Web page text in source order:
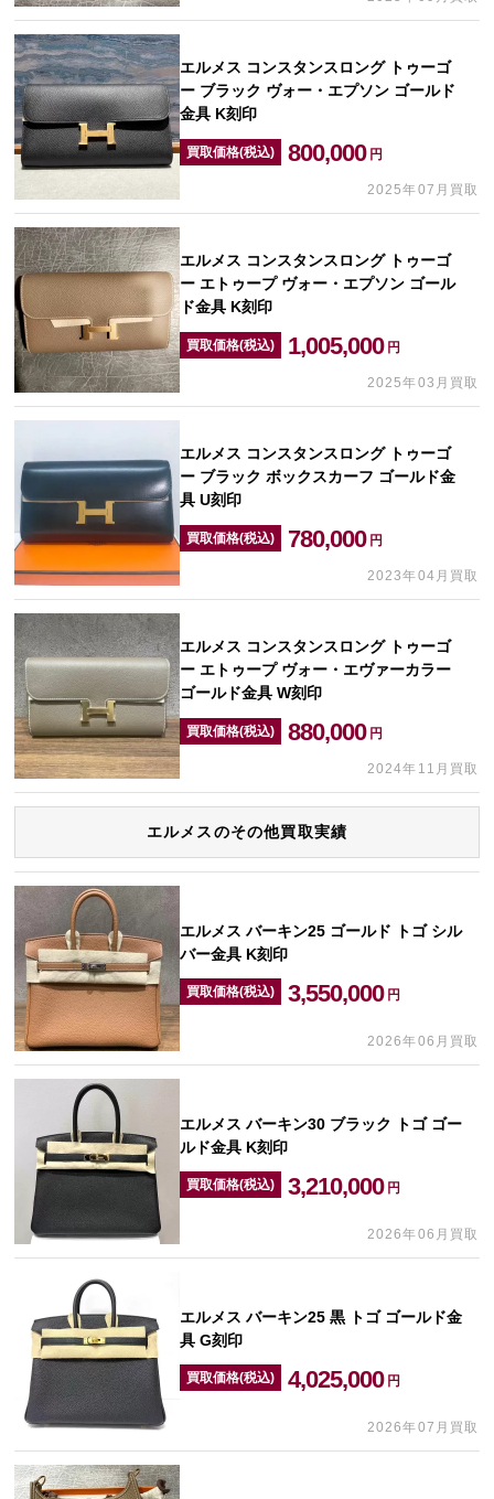
エルメス コンスタンスロング トゥーゴ
ー ブラック ヴォー・エプソン ゴールド
金具 K刻印
買取価格(税込) 800,000 円
2025年07月買取
エルメス コンスタンスロング トゥーゴ
ー エトゥープ ヴォー・エプソン ゴール
ド金具 K刻印
買取価格(税込) 1,005,000 円
2025年03月買取
エルメス コンスタンスロング トゥーゴ
ー ブラック ボックスカーフ ゴールド金
具 U刻印
買取価格(税込) 780,000 円
2023年04月買取
エルメス コンスタンスロング トゥーゴ
ー エトゥープ ヴォー・エヴァーカラー
ゴールド金具 W刻印
買取価格(税込) 880,000 円
2024年11月買取
エルメスのその他買取実績
エルメス バーキン25 ゴールド トゴ シル
バー金具 K刻印
買取価格(税込) 3,550,000 円
2026年06月買取
エルメス バーキン30 ブラック トゴ ゴー
ルド金具 K刻印
買取価格(税込) 3,210,000 円
2026年06月買取
エルメス バーキン25 黒 トゴ ゴールド金
具 G刻印
買取価格(税込) 4,025,000 円
2026年07月買取